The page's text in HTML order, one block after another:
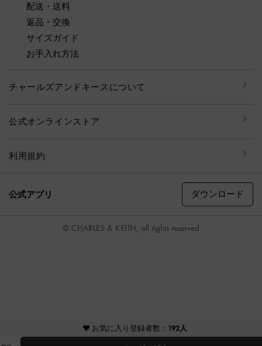
♥ お気に入り登録者数： 192人
配送・送料
返品・交換
サイズガイド
お手入れ方法
チャールズアンドキースについて
公式オンラインストア
利用規約
公式アプリ ダウンロード
© CHARLES & KEITH, all rights reserved